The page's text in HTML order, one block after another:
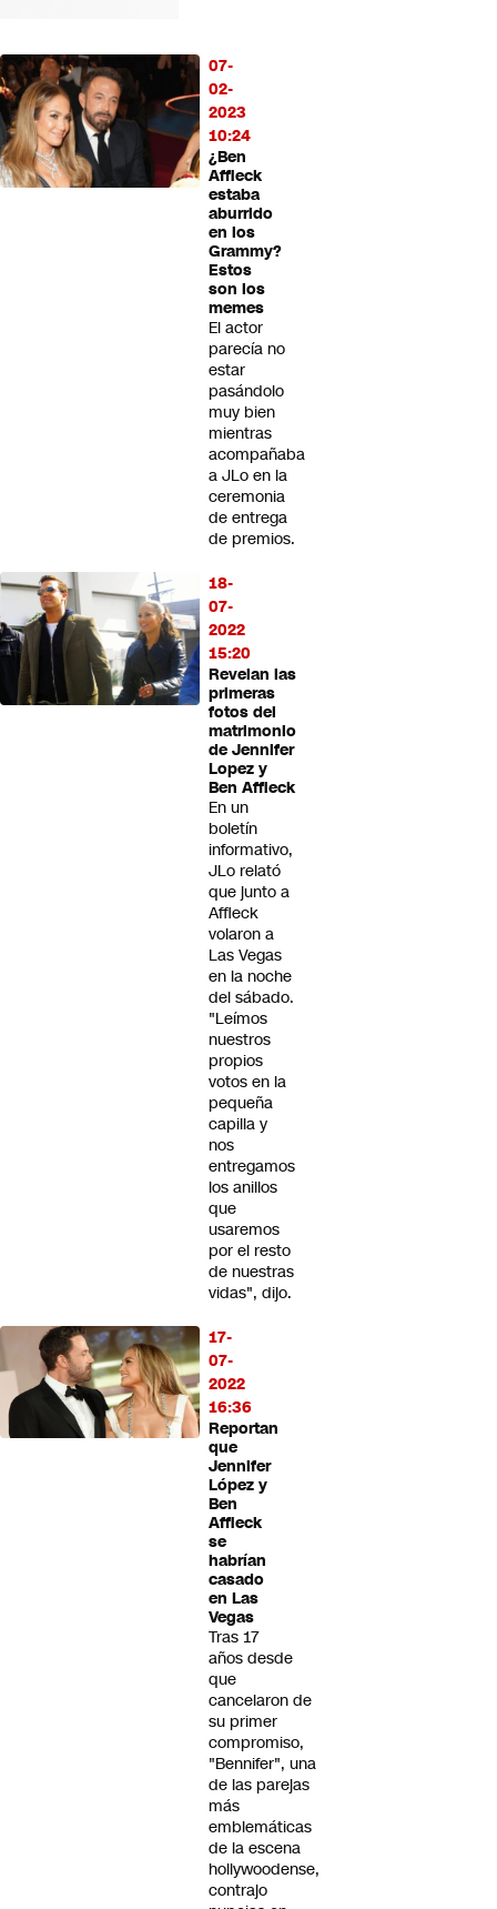
07-
02-
2023
10:24
¿Ben
Affleck
estaba
aburrido
en los
Grammy?
Estos
son los
memes
El actor
parecía no
estar
pasándolo
muy bien
mientras
acompañaba
a JLo en la
ceremonia
de entrega
de premios.
18-
07-
2022
15:20
Revelan las
primeras
fotos del
matrimonio
de Jennifer
Lopez y
Ben Affleck
En un
boletín
informativo,
JLo relató
que junto a
Affleck
volaron a
Las Vegas
en la noche
del sábado.
"Leímos
nuestros
propios
votos en la
pequeña
capilla y
nos
entregamos
los anillos
que
usaremos
por el resto
de nuestras
vidas", dijo.
17-
07-
2022
16:36
Reportan
que
Jennifer
López y
Ben
Affleck
se
habrían
casado
en Las
Vegas
Tras 17
años desde
que
cancelaron de
su primer
compromiso,
"Bennifer", una
de las parejas
más
emblemáticas
de la escena
hollywoodense,
contrajo